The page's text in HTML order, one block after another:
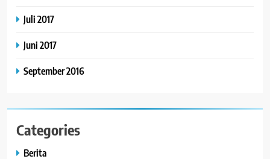
Juli 2017
Juni 2017
September 2016
Categories
Berita